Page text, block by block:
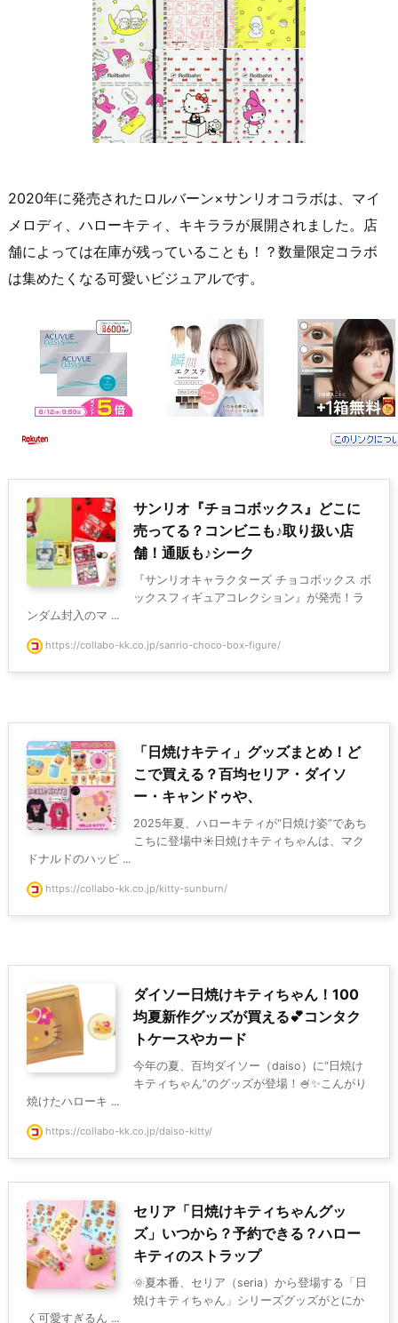
2020年に発売されたロルバーン×サンリオコラボは、マイ
メロディ、ハローキティ、キキララが展開されました。店
舗によっては在庫が残っていることも！？数量限定コラボ
は集めたくなる可愛いビジュアルです。
サンリオ『チョコボックス』どこに
売ってる？コンビニも♪取り扱い店
舗！通販も♪シーク
『サンリオキャラクターズ チョコボックス ボ
ックスフィギュアコレクション』が発売！ラ
ンダム封入のマ ...
https://collabo-kk.co.jp/sanrio-choco-box-figure/
「日焼けキティ」グッズまとめ！ど
こで買える？百均セリア・ダイソ
ー・キャンドゥや、
2025年夏、ハローキティが“日焼け姿”であち
こちに登場中☀️日焼けキティちゃんは、マク
ドナルドのハッピ ...
https://collabo-kk.co.jp/kitty-sunburn/
ダイソー日焼けキティちゃん！100
均夏新作グッズが買える💕コンタク
トケースやカード
今年の夏、百均ダイソー（daiso）に“日焼け
キティちゃん”のグッズが登場！🍧✨こんがり
焼けたハローキ ...
https://collabo-kk.co.jp/daiso-kitty/
セリア「日焼けキティちゃんグッ
ズ」いつから？予約できる？ハロー
キティのストラップ
🌞夏本番、セリア（seria）から登場する「日
焼けキティちゃん」シリーズグッズがとにか
く可愛すぎるん ...